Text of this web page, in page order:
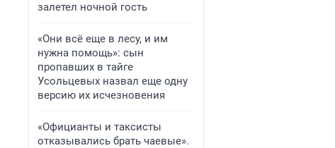
залетел ночной гость
«Они всё еще в лесу, и им
нужна помощь»: сын
пропавших в тайге
Усольцевых назвал еще одну
версию их исчезновения
«Официанты и таксисты
отказывались брать чаевые».